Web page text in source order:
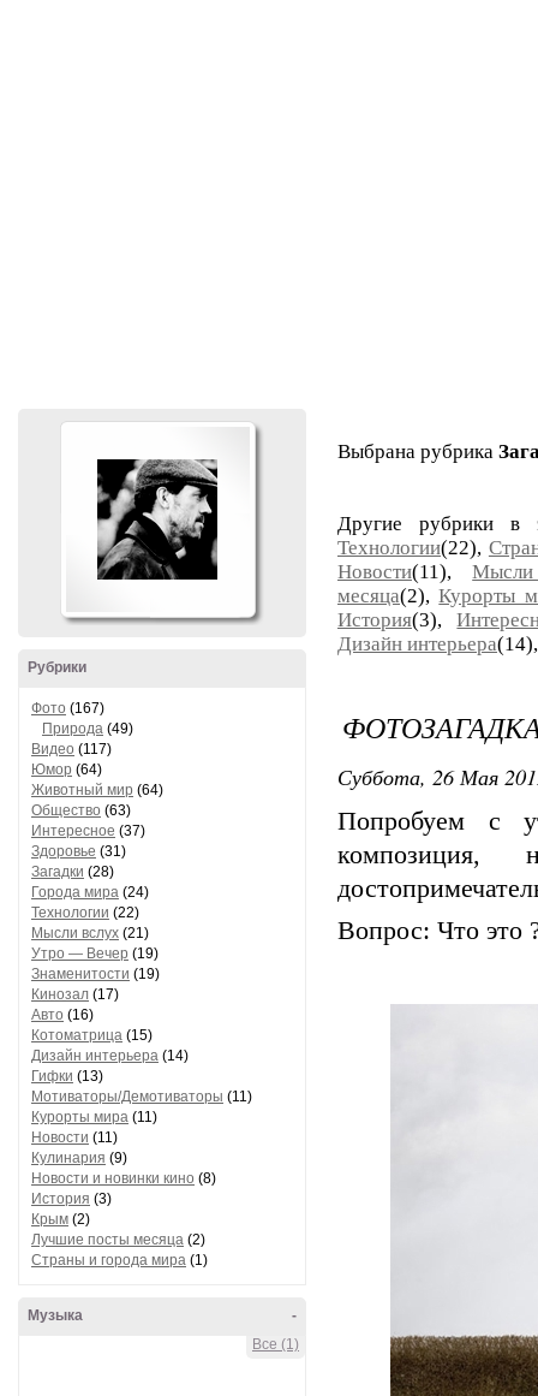
Рубрики
Фото (167)
Природа (49)
Видео (117)
Юмор (64)
Животный мир (64)
Общество (63)
Интересное (37)
Здоровье (31)
Загадки (28)
Города мира (24)
Технологии (22)
Мысли вслух (21)
Утро — Вечер (19)
Знаменитости (19)
Кинозал (17)
Авто (16)
Котоматрица (15)
Дизайн интерьера (14)
Гифки (13)
Мотиваторы/Демотиваторы (11)
Курорты мира (11)
Новости (11)
Кулинария (9)
Новости и новинки кино (8)
История (3)
Крым (2)
Лучшие посты месяца (2)
Страны и города мира (1)
-
Музыка
Все (1)
Выбрана рубрика
Другие рубрики в
Технологии(22),
Новости(11),
месяца(2),Курорты
История(3),
Дизайн интерьера
Суббота, 26 Мая
Попробуем с
Вопрос: Что это